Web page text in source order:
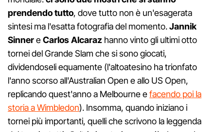
prendendo tutto, dove tutto non è un'esagerata
sintesi ma l'esatta fotografia del momento.Jannik
SinnereCarlos Alcaraz hanno vinto gli ultimi otto
tornei del Grande Slam che si sono giocati,
dividendoseli equamente (l'altoatesino ha trionfato
l'anno scorso all'Australian Open e allo US Open,
replicando quest'anno a Melbourne efacendo poi la
storia a Wimbledon). Insomma, quando iniziano i
tornei più importanti, quelli che scrivono la leggenda